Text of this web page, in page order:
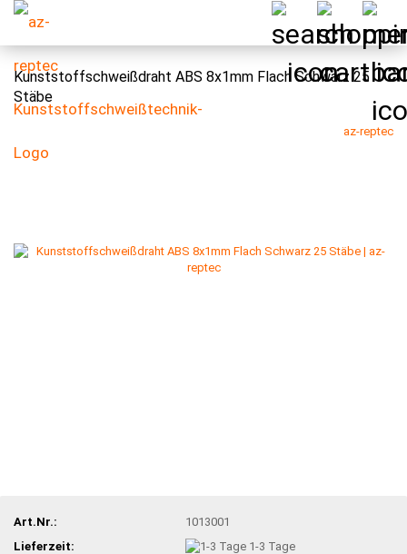
Kunststoffschweißdraht ABS 8x1mm Flach Schwarz 25
Stäbe
az-reptec
Art.Nr.:
1013001
Lieferzeit:
1-3 Tage